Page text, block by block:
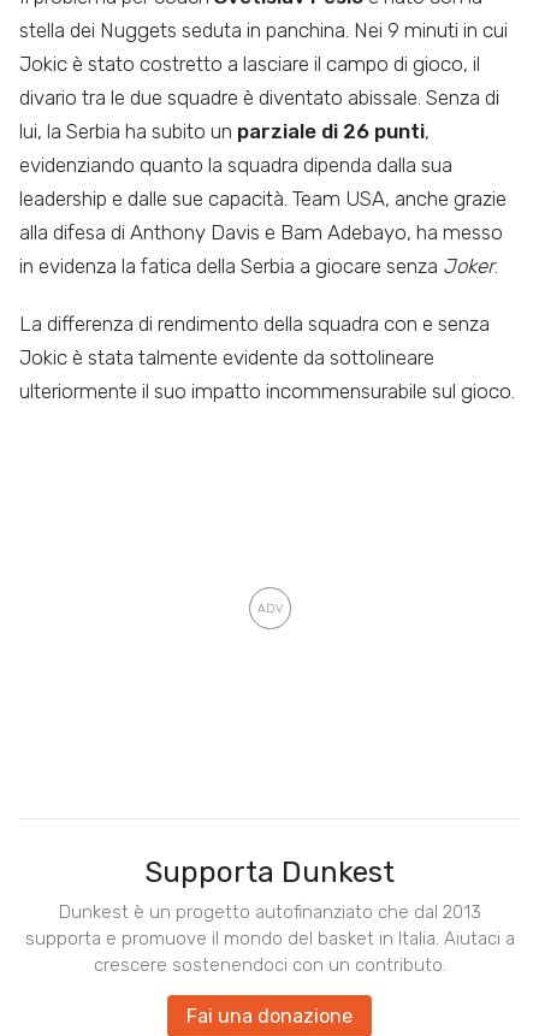
stella dei Nuggets seduta in panchina. Nei 9 minuti in cui
Jokic è stato costretto a lasciare il campo di gioco, il
divario tra le due squadre è diventato abissale. Senza di
lui, la Serbia ha subito un parziale di 26 punti,
evidenziando quanto la squadra dipenda dalla sua
leadership e dalle sue capacità. Team USA, anche grazie
alla difesa di Anthony Davis e Bam Adebayo, ha messo
in evidenza la fatica della Serbia a giocare senza Joker.
La differenza di rendimento della squadra con e senza
Jokic è stata talmente evidente da sottolineare
ulteriormente il suo impatto incommensurabile sul gioco.
Supporta Dunkest
Dunkest è un progetto autofinanziato che dal 2013
supporta e promuove il mondo del basket in Italia. Aiutaci a
crescere sostenendoci con un contributo.
Fai una donazione